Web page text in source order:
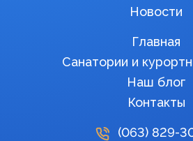
Новости
Главная
Санатории и
Наш блог
Контакты
(063) 829-